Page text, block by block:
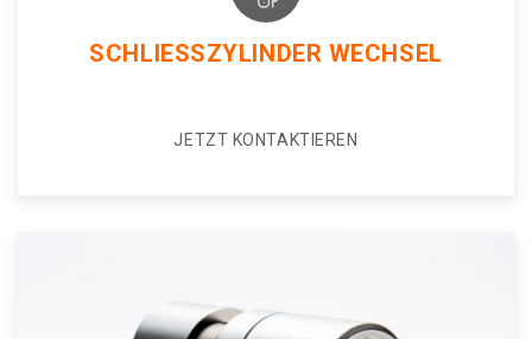
SCHLIESSZYLINDER WECHSEL
JETZT KONTAKTIEREN